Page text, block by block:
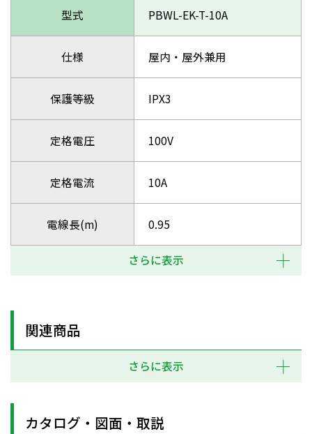
型式 PBWL-EK-T-10A
仕様 屋内・屋外兼用
保護等級 IPX3
定格電圧 100V
定格電流 10A
電線長(m) 0.95
さらに表示
関連商品
さらに表示
カタログ・図面・取説